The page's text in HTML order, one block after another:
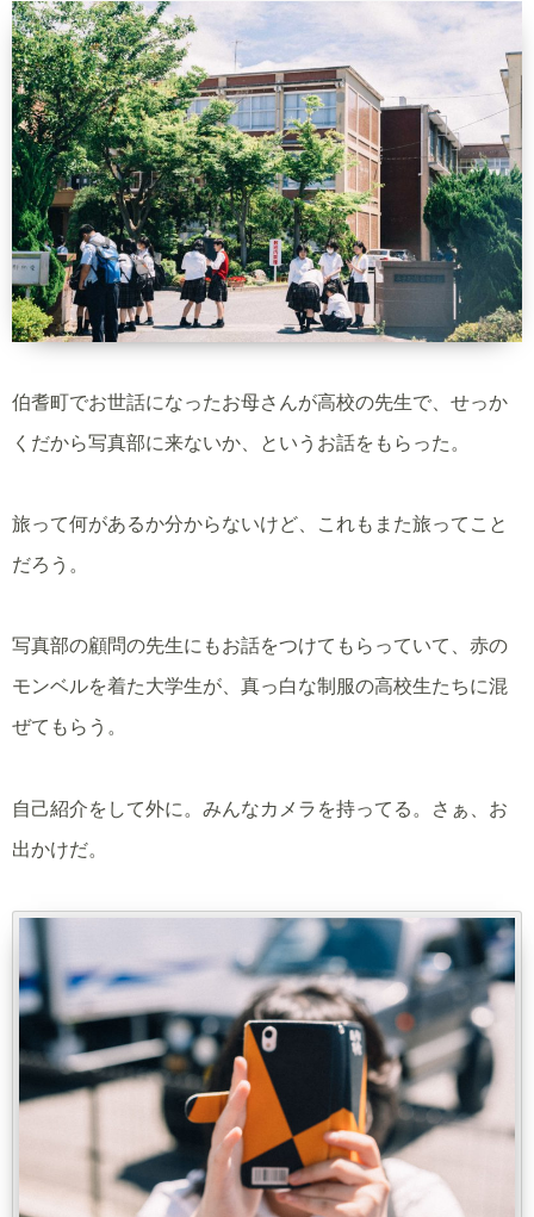
伯耆町でお世話になったお母さんが高校の先生で、せっか
くだから写真部に来ないか、というお話をもらった。
旅って何があるか分からないけど、これもまた旅ってこと
だろう。
写真部の顧問の先生にもお話をつけてもらっていて、赤の
モンベルを着た大学生が、真っ白な制服の高校生たちに混
ぜてもらう。
自己紹介をして外に。みんなカメラを持ってる。さぁ、お
出かけだ。